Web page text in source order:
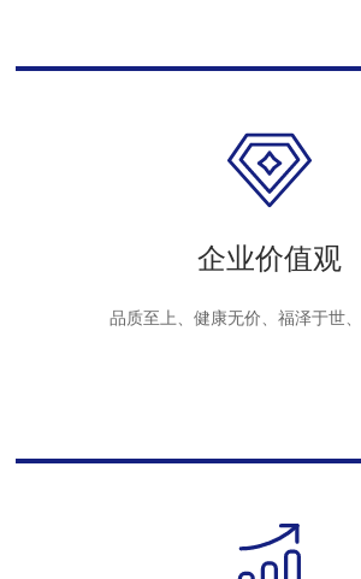
企业价值观
品质至上、健康无价、福泽于世